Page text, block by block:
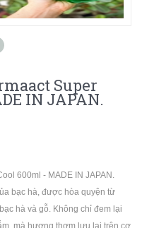
Super
IN JAPAN.
600ml - MADE IN JAPAN.
bạc hà, được hòa quyện từ
hà và gỗ. Không chỉ đem lại
mà hương thơm lưu lại trên cơ